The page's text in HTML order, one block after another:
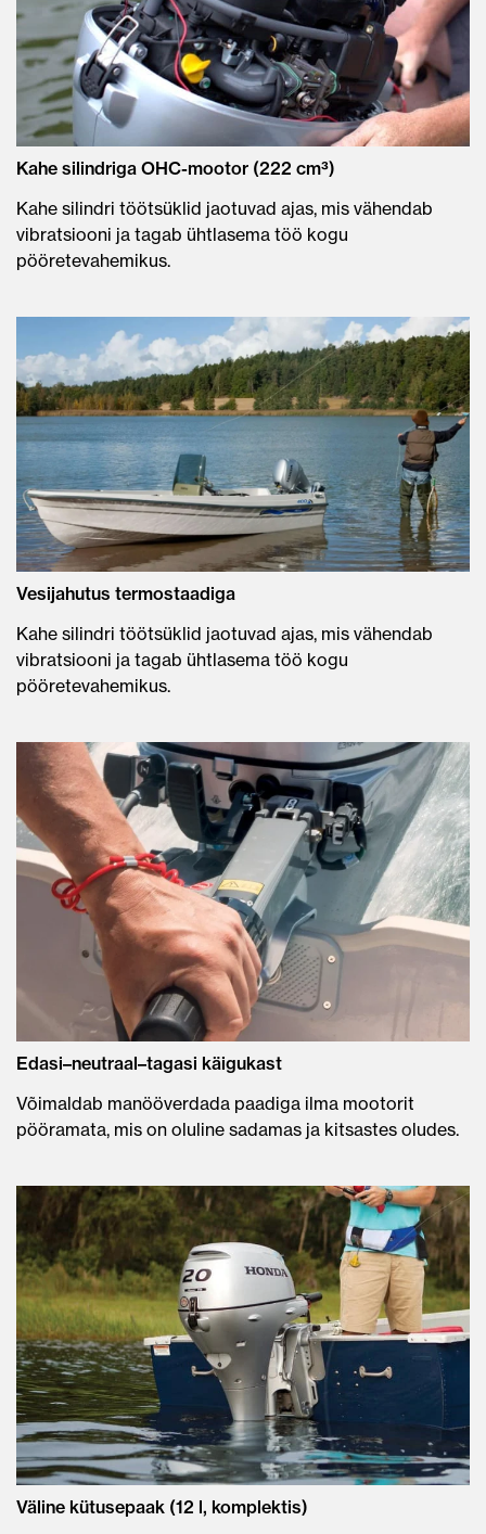
Kahe silindriga OHC-mootor (222 cm³)
Kahe silindri töötsüklid jaotuvad ajas, mis vähendab
vibratsiooni ja tagab ühtlasema töö kogu
pööretevahemikus.
Vesijahutus termostaadiga
Kahe silindri töötsüklid jaotuvad ajas, mis vähendab
vibratsiooni ja tagab ühtlasema töö kogu
pööretevahemikus.
Edasi–neutraal–tagasi käigukast
Võimaldab manööverdada paadiga ilma mootorit
pööramata, mis on oluline sadamas ja kitsastes oludes.
Väline kütusepaak (12 l, komplektis)